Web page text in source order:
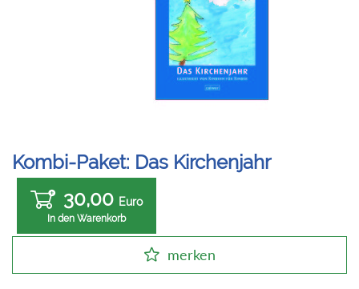
Kombi-Paket: Das Kirchenjahr
30,00 Euro
In den Warenkorb
merken